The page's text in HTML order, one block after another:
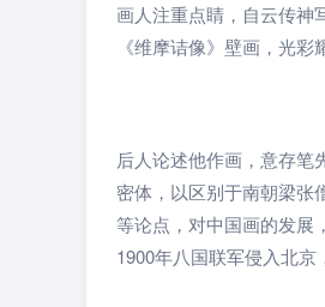
画人注重点睛，自云传神
《维摩诘像》壁画，光彩
后人论述他作画，意存笔
密体，以区别于南朝梁张
等论点，对中国画的发展
1900年八国联军侵入北